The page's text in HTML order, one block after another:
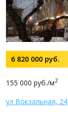
6 820 000 руб.
155 000 руб./м2
ул Вокзальная, 24